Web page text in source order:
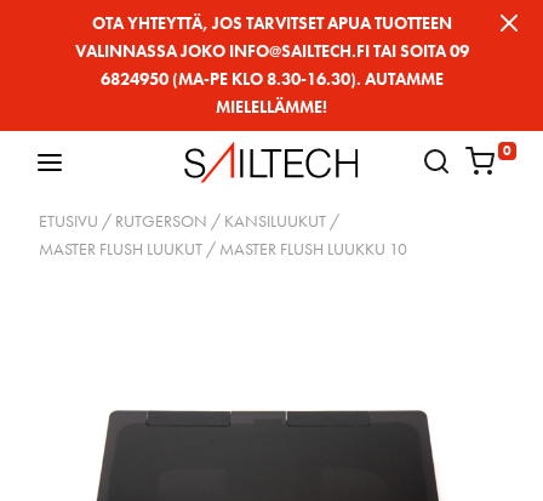
OTA YHTEYTTÄ, JOS TARVITSET APUA TUOTTEEN
VALINNASSA JOKO INFO@SAILTECH.FI TAI SOITA 09
6824950 (MA-PE KLO 8.30-16.30). AUTAMME
MIELELLÄMME!
0
ETUSIVU / RUTGERSON / KANSILUUKUT /
MASTER FLUSH LUUKUT / MASTER FLUSH LUUKKU 10